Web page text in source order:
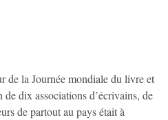
de la Journée mondiale du livre et
dix associations d’écrivains, de
de partout au pays était à